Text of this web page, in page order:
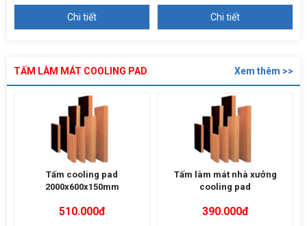
Chi tiết Chi tiết
TẤM LÀM MÁT COOLING PAD Xem thêm >>
Tấm cooling pad
2000x600x150mm
510.000đ
Tấm làm mát nhà xưởng
cooling pad
390.000đ